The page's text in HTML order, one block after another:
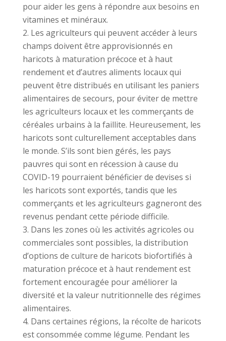
pour aider les gens à répondre aux besoins en
vitamines et minéraux.
Les agriculteurs qui peuvent accéder à leurs
champs doivent être approvisionnés en
haricots à maturation précoce et à haut
rendement et d’autres aliments locaux qui
peuvent être distribués en utilisant les paniers
alimentaires de secours, pour éviter de mettre
les agriculteurs locaux et les commerçants de
céréales urbains à la faillite. Heureusement, les
haricots sont culturellement acceptables dans
le monde. S’ils sont bien gérés, les pays
pauvres qui sont en récession à cause du
COVID-19 pourraient bénéficier de devises si
les haricots sont exportés, tandis que les
commerçants et les agriculteurs gagneront des
revenus pendant cette période difficile.
Dans les zones où les activités agricoles ou
commerciales sont possibles, la distribution
d’options de culture de haricots biofortifiés à
maturation précoce et à haut rendement est
fortement encouragée pour améliorer la
diversité et la valeur nutritionnelle des régimes
alimentaires.
Dans certaines régions, la récolte de haricots
est consommée comme légume. Pendant les